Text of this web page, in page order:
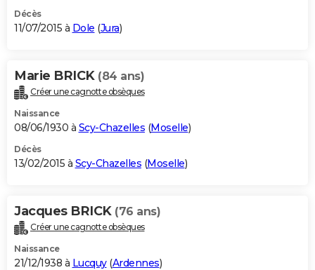
Décès
11/07/2015 à Dole (Jura)
Marie BRICK (84 ans)
Créer une cagnotte obsèques
Naissance
08/06/1930 à Scy-Chazelles (Moselle)
Décès
13/02/2015 à Scy-Chazelles (Moselle)
Jacques BRICK (76 ans)
Créer une cagnotte obsèques
Naissance
21/12/1938 à Lucquy(Ardennes)